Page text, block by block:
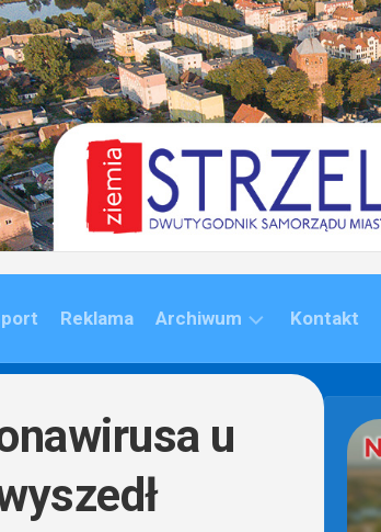
Reklama Archiwum
2020)
Kontakt
u